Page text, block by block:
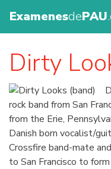
ExamenesdePAU
Dirty
rock band from San
from the Erie,
Danish born vocalist/
Crossfire band-mate
to San Francisco to